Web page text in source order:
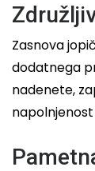
Zasnova
dodatnega
nadenete,